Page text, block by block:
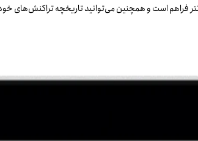
فراهم است و همچنین می‌توانید تاریخچه تراکنش‌های